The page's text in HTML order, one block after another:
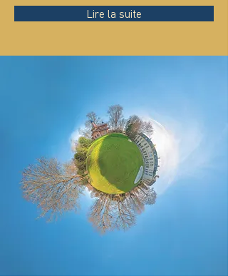
Lire la suite